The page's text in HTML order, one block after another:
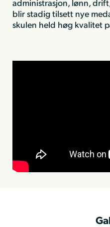
administrasjon, lønn,
blir stadig tilsett nye
skulen held høg kvalitet